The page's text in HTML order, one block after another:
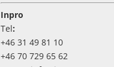
Inpro
Tel:
+46 31 49 81 10
+46 70 729 65 62